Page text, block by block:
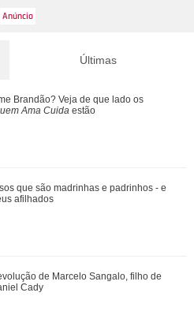
de Marcelo Sangalo, filho de
Cady
em polêmica após falar sobre aparência
com Hu...
Gaby Amarantos mostrou que não
que pensa
Últimas
Brandão? Veja de que lado os
Ama Cuida estão
que são madrinhas e padrinhos - e
afilhados
de Marcelo Sangalo, filho de
Cady